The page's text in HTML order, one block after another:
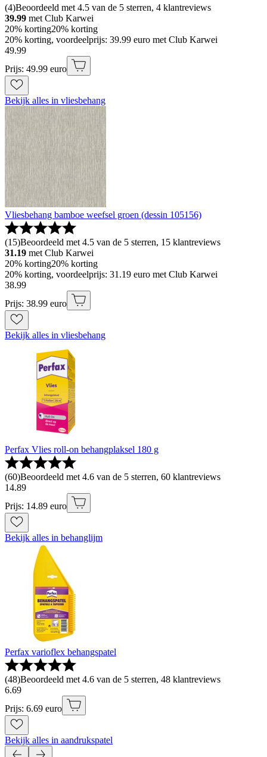
(4)Beoordeeld met 4.5 van de 5 sterren, 4 klantreviews
39.99 met Club Karwei
20% korting20% korting
20% korting, voordeelprijs: 39.99 euro met Club Karwei
49.99
Prijs: 49.99 euro
Bekijk alles in vliesbehang
Vliesbehang bamboe weefsel groen (dessin 105156)
(15)Beoordeeld met 4.5 van de 5 sterren, 15 klantreviews
31.19 met Club Karwei
20% korting20% korting
20% korting, voordeelprijs: 31.19 euro met Club Karwei
38.99
Prijs: 38.99 euro
Bekijk alles in vliesbehang
Perfax Vlies roll-on behangplaksel 180 g
(60)Beoordeeld met 4.6 van de 5 sterren, 60 klantreviews
14.89
Prijs: 14.89 euro
Bekijk alles in behanglijm
Perfax varioflex behangspatel
(48)Beoordeeld met 4.6 van de 5 sterren, 48 klantreviews
6.69
Prijs: 6.69 euro
Bekijk alles in aandrukspatel